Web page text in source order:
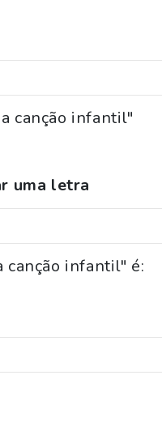
canção infantil"
uma letra
canção infantil" é: